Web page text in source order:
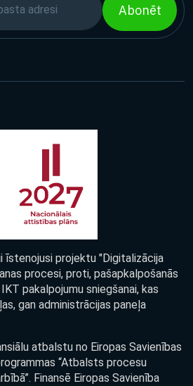
Abonēt
īstenojusi projektu "Digitalizācija
procesi, proti, pašapkalpošanās
pakalpojumu sniegšanai, kas
gan administrācijas paneļa
atbalstu no Eiropas Savienības
“Atbalsts procesu
Finansē Eiropas Savienība